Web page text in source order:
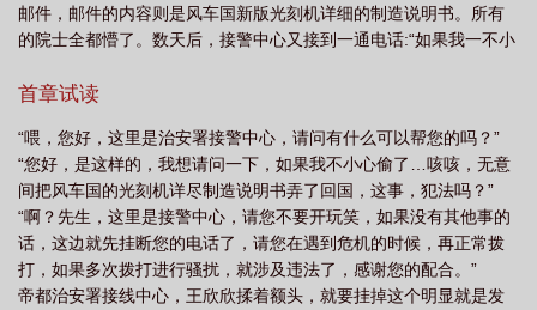
国国宝竟是我自己TXT 科技强国国宝竟是我自己(林阳) 科技强国国宝竟是我自
己 最新章节在线阅读 科技强国国宝竟是我自己 免费阅读无弹窗 科技强国指的
技强国的含义是什么 科技强国的意思是什么 科技强国国宝竟是我自己免费
阅 科技强国是什么 科技强国国宝竟是我自己 许七安 科技强国国宝竟是我
自己 笔趣阁 科技强国的下一句 科技强国后面是什么 科技强国国宝竟是我
自己 阅读 科技强国国宝竟是我自己林阳王欣欣 科技强国国宝竟是我自己笔趣
阁 科技强国是谁说的 科技强国国宝竟是我自己(1-703) 科技强国国宝竟是
邮件，邮件的内容则是风车国新版光刻机详细的制造说明书。所有
的院士全都懵了。数天后，接警中心又接到一通电话:“如果我一不小
接线员还以为他是在恶作剧，但这次，他回道:“如果你真把文物带回
窃，被盗走珍贵文物。半月之后，接警中心再次接到神秘来电:“咳
咳，如果我又不小心弄到了不漂亮国的核武器制造书以及两枚弹
头，会被当成军火贩吗？”这一次，接线员没有直接回答，而是得到
首肯后才郑重说道:“需要为您派遣航母护航归国吗？我尊敬的神!”
首章试读
“喂，您好，这里是治安署接警中心，请问有什么可以帮您的吗？”
“您好，是这样的，我想请问一下，如果我不小心偷了…咳咳，无意
间把风车国的光刻机详尽制造说明书弄了回国，这事，犯法吗？”
“啊？先生，这里是接警中心，请您不要开玩笑，如果没有其他事的
话，这边就先挂断您的电话了，请您在遇到危机的时候，再正常拨
打，如果多次拨打进行骚扰，就涉及违法了，感谢您的配合。”
帝都治安署接线中心，王欣欣揉着额头，就要挂掉这个明显就是发